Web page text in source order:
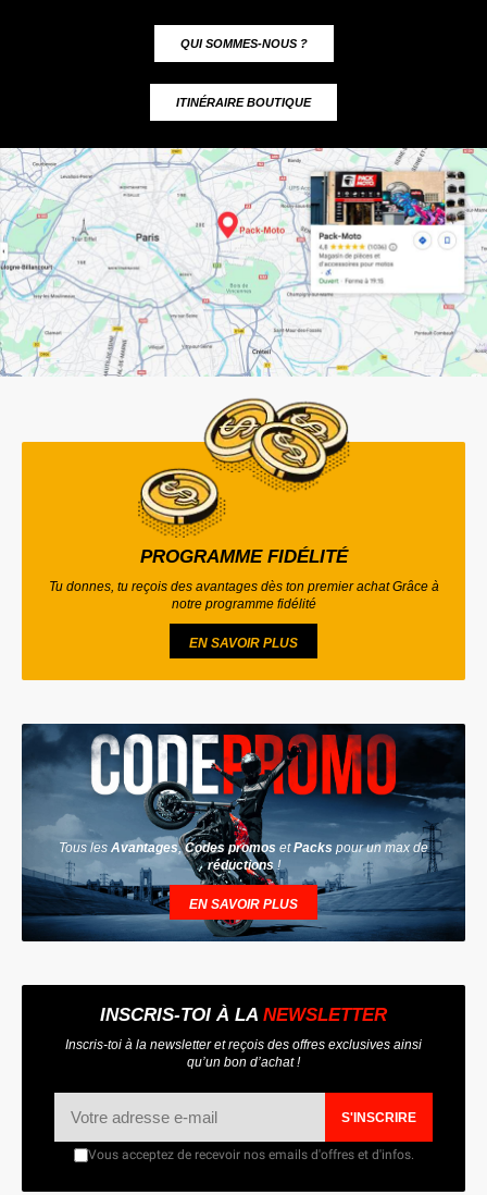
QUI SOMMES-NOUS ?
ITINÉRAIRE BOUTIQUE
PROGRAMME FIDÉLITÉ
Tu donnes, tu reçois des avantages dès ton premier achat Grâce à
notre programme fidélité
EN SAVOIR PLUS
Tous les Avantages,Codes promos etPacks pour un max de
réductions !
EN SAVOIR PLUS
INSCRIS-TOI À LA NEWSLETTER
Inscris-toi à la newsletter et reçois des offres exclusives ainsi
qu’un bon d’achat !
S'INSCRIRE
Vous acceptez de recevoir nos emails d'offres et d'infos.